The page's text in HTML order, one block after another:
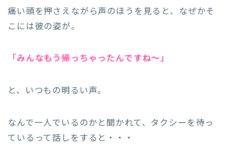
痛い頭を押さえながら声のほうを見ると、なぜかそ
こには彼の姿が。
「みんなもう帰っちゃったんですね～」
と、いつもの明るい声。
なんで一人でいるのかと聞かれて、タクシーを待っ
ているって話しをすると・・・